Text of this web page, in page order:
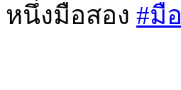
หนึ่งมือสอง #มือ